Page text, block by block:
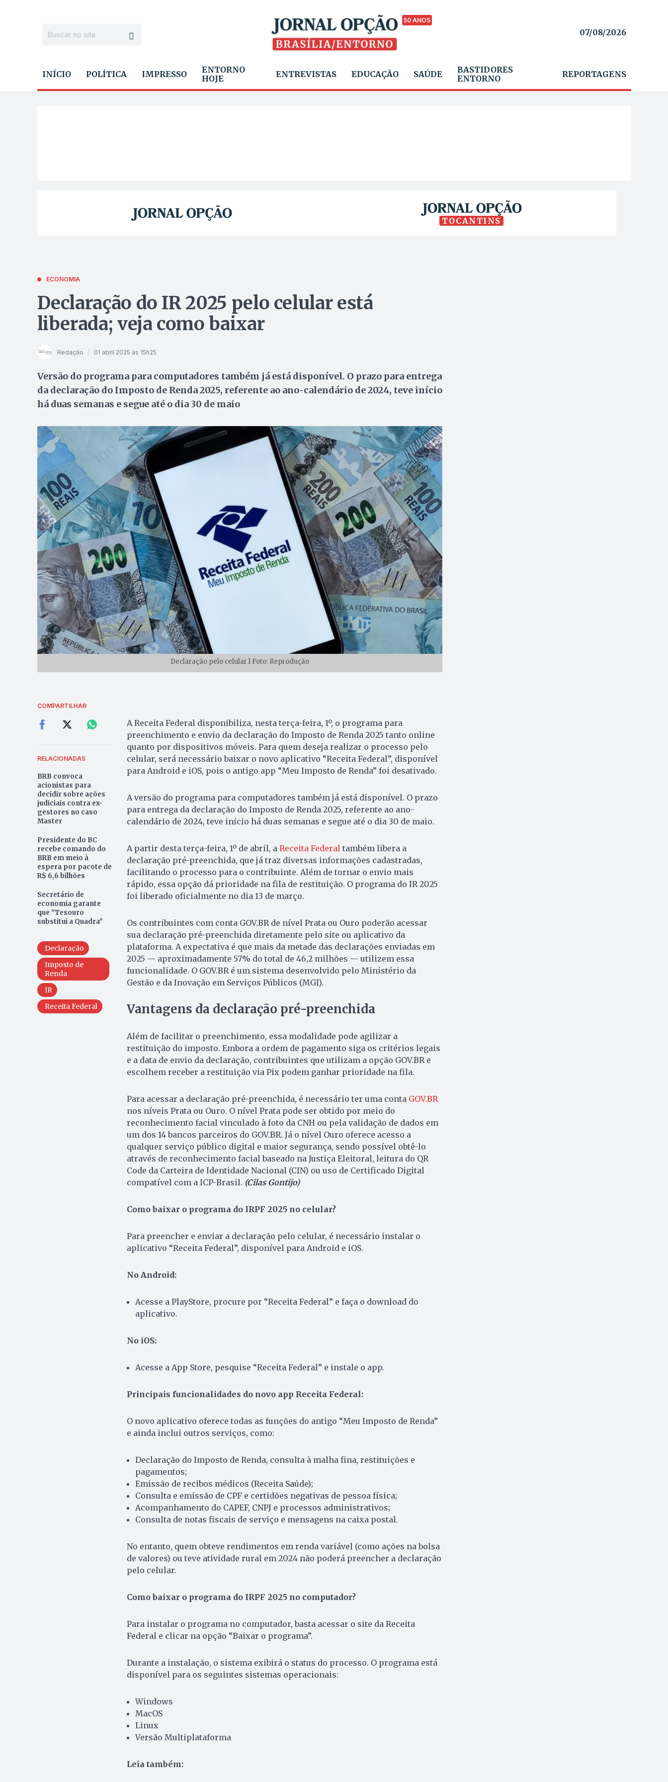
50 ANOS
07/08/2026
INÍCIO POLÍTICA IMPRESSO
ENTORNO
HOJE
ENTREVISTAS EDUCAÇÃO SAÚDE
BASTIDORES
ENTORNO
REPORTAGENS
TOCANTINS
ECONOMIA
Declaração do IR 2025 pelo celular está
liberada; veja como baixar
Redação 01 abril 2025 às 15h25
Versão do programa para computadores também já está disponível. O prazo para entrega
da declaração do Imposto de Renda 2025, referente ao ano-calendário de 2024, teve início
há duas semanas e segue até o dia 30 de maio
Declaração pelo celular l Foto: Reprodução
COMPARTILHAR
RELACIONADAS
BRB convoca
acionistas para
decidir sobre ações
judiciais contra ex-
gestores no caso
Master
Presidente do BC
recebe comando do
BRB em meio à
espera por pacote de
R$ 6,6 bilhões
Secretário de
economia garante
que "Tesouro
substitui a Quadra"
Declaração
Imposto de
Renda
IR
Receita Federal
A Receita Federal disponibiliza, nesta terça-feira, 1º, o programa para
preenchimento e envio da declaração do Imposto de Renda 2025 tanto online
quanto por dispositivos móveis. Para quem deseja realizar o processo pelo
celular, será necessário baixar o novo aplicativo “Receita Federal”, disponível
para Android e iOS, pois o antigo app “Meu Imposto de Renda” foi desativado.
A versão do programa para computadores também já está disponível. O prazo
para entrega da declaração do Imposto de Renda 2025, referente ao ano-
calendário de 2024, teve início há duas semanas e segue até o dia 30 de maio.
A partir desta terça-feira, 1º de abril, a Receita Federal também libera a
declaração pré-preenchida, que já traz diversas informações cadastradas,
facilitando o processo para o contribuinte. Além de tornar o envio mais
rápido, essa opção dá prioridade na fila de restituição. O programa do IR 2025
foi liberado oficialmente no dia 13 de março.
Os contribuintes com conta GOV.BR de nível Prata ou Ouro poderão acessar
sua declaração pré-preenchida diretamente pelo site ou aplicativo da
plataforma. A expectativa é que mais da metade das declarações enviadas em
2025 — aproximadamente 57% do total de 46,2 milhões — utilizem essa
funcionalidade. O GOV.BR é um sistema desenvolvido pelo Ministério da
Gestão e da Inovação em Serviços Públicos (MGI).
Vantagens da declaração pré-preenchida
Além de facilitar o preenchimento, essa modalidade pode agilizar a
restituição do imposto. Embora a ordem de pagamento siga os critérios legais
e a data de envio da declaração, contribuintes que utilizam a opção GOV.BR e
escolhem receber a restituição via Pix podem ganhar prioridade na fila.
Para acessar a declaração pré-preenchida, é necessário ter uma conta GOV.BR
nos níveis Prata ou Ouro. O nível Prata pode ser obtido por meio do
reconhecimento facial vinculado à foto da CNH ou pela validação de dados em
um dos 14 bancos parceiros do GOV.BR. Já o nível Ouro oferece acesso a
qualquer serviço público digital e maior segurança, sendo possível obtê-lo
através de reconhecimento facial baseado na Justiça Eleitoral, leitura do QR
Code da Carteira de Identidade Nacional (CIN) ou uso de Certificado Digital
compatível com a ICP-Brasil. (Cilas Gontijo)
Como baixar o programa do IRPF 2025 no celular?
Para preencher e enviar a declaração pelo celular, é necessário instalar o
aplicativo “Receita Federal”, disponível para Android e iOS.
No Android:
Acesse a PlayStore, procure por “Receita Federal” e faça o download do
aplicativo.
No iOS:
Acesse a App Store, pesquise “Receita Federal” e instale o app.
Principais funcionalidades do novo app Receita Federal:
O novo aplicativo oferece todas as funções do antigo “Meu Imposto de Renda”
e ainda inclui outros serviços, como:
Declaração do Imposto de Renda, consulta à malha fina, restituições e
pagamentos;
Emissão de recibos médicos (Receita Saúde);
Consulta e emissão de CPF e certidões negativas de pessoa física;
Acompanhamento do CAPEF, CNPJ e processos administrativos;
Consulta de notas fiscais de serviço e mensagens na caixa postal.
No entanto, quem obteve rendimentos em renda variável (como ações na bolsa
de valores) ou teve atividade rural em 2024 não poderá preencher a declaração
pelo celular.
Como baixar o programa do IRPF 2025 no computador?
Para instalar o programa no computador, basta acessar o site da Receita
Federal e clicar na opção “Baixar o programa”.
Durante a instalação, o sistema exibirá o status do processo. O programa está
disponível para os seguintes sistemas operacionais:
Windows
MacOS
Linux
Versão Multiplataforma
Leia também: